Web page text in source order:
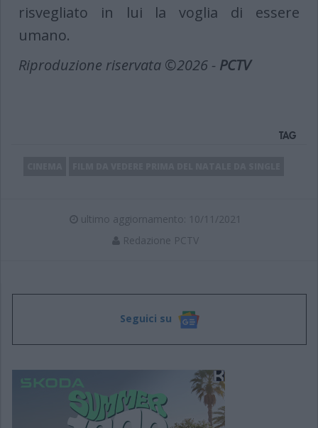
risvegliato in lui la voglia di essere
umano.
Riproduzione riservata ©2026 - PCTV
TAG
ultimo aggiornamento: 10/11/2021
Redazione PCTV
Seguici su